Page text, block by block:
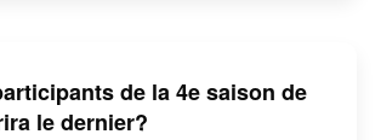
de la 4e saison de
le dernier?